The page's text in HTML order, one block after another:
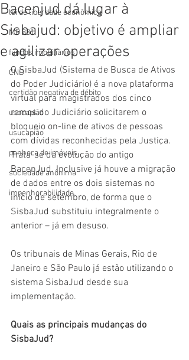
lei de liberdade econômica
MP 881
fundos imobiliários
CND
certidão negativa de débito
usocapião
usucapião
penhora de imóveis
sociedade anônima
impenhorabilidade
Bacenjud dá lugar à
Sisbajud: objetivo é ampliar
e agilizar operações
O SisbaJud (Sistema de Busca de Ativos
do Poder Judiciário) é a nova plataforma
virtual para magistrados dos cinco
ramos do Judiciário solicitarem o
bloqueio on-line de ativos de pessoas
com dívidas reconhecidas pela Justiça.
Trata-se da evolução do antigo
BacenJud. Inclusive já houve a migração
de dados entre os dois sistemas no
início de setembro, de forma que o
SisbaJud substituiu integralmente o
anterior – já em desuso.
Os tribunais de Minas Gerais, Rio de
Janeiro e São Paulo já estão utilizando o
sistema SisbaJud desde sua
implementação.
Quais as principais mudanças do
SisbaJud?